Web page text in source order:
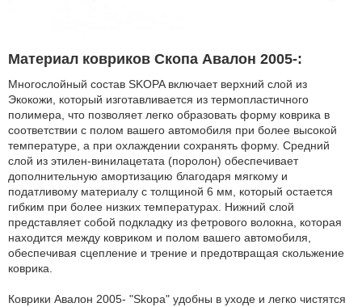
Материал ковриков Скопа Авалон 2005-:
Многослойный состав SKOPA включает верхний слой из
Экокожи, который изготавливается из термопластичного
полимера, что позволяет легко образовать форму коврика в
соответствии с полом вашего автомобиля при более высокой
температуре, а при охлаждении сохранять форму. Средний
слой из этилен-винилацетата (поролон) обеспечивает
дополнительную амортизацию благодаря мягкому и
податливому материалу с толщиной 6 мм, который остается
гибким при более низких температурах. Нижний слой
представляет собой подкладку из фетрового волокна, которая
находится между ковриком и полом вашего автомобиля,
обеспечивая сцепление и трение и предотвращая скольжение
коврика.
Коврики Авалон 2005- "Skopa" удобны в уходе и легко чистятся